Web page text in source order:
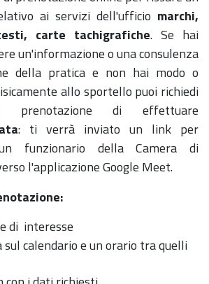
ai servizi dell'ufficio marchi,
carte tachigrafiche. Se hai
un'informazione o una consulenza
della pratica e non hai modo o
allo sportello puoi richiedi
di effettuare
: ti verrà inviato un link per
funzionario della Camera di
l'applicazione Google Meet.
di interesse
sul calendario e un orario tra quelli